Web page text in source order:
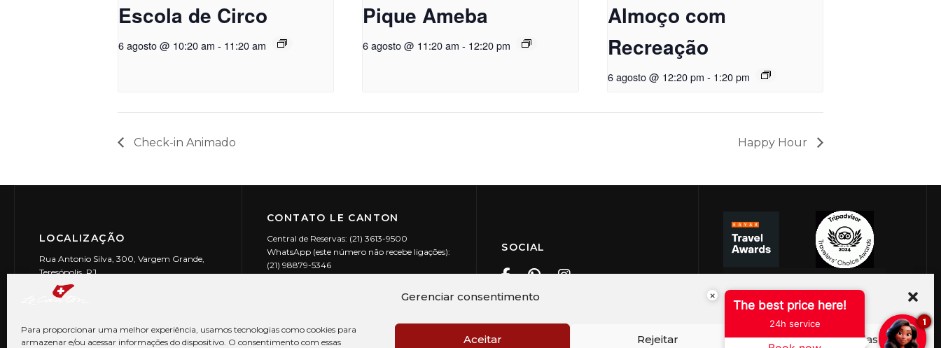
Gerenciar consentimento
Para proporcionar uma melhor experiência, usamos tecnologias como cookies para
armazenar e/ou acessar informações do dispositivo. O consentimento com essas
Aceitar Rejeitar Ver preferências
Escola de Circo
6 agosto @ 10:20 am - 11:20 am
Pique Ameba
6 agosto @ 11:20 am - 12:20 pm
Almoço com
Recreação
6 agosto @ 12:20 pm - 1:20 pm
Check-in Animado Happy Hour
LOCALIZAÇÃO
Rua Antonio Silva, 300, Vargem Grande,
Teresópolis, RJ
CEP: 25990-150
CONTATO LE CANTON
Central de Reservas: (21) 3613-9500
WhatsApp (este número não recebe ligações):
(21) 98879-5346
SOCIAL
×
The best price here!
24h service 1